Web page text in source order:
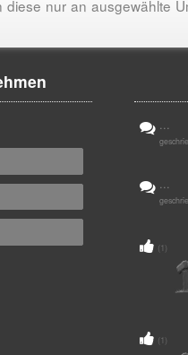
nur an ausgewählte
...
...
(1)
(1)